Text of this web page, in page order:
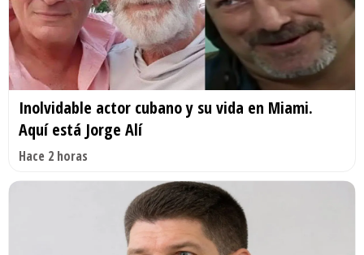
Inolvidable actor cubano y su vida en Miami.
Aquí está Jorge Alí
Hace 2 horas